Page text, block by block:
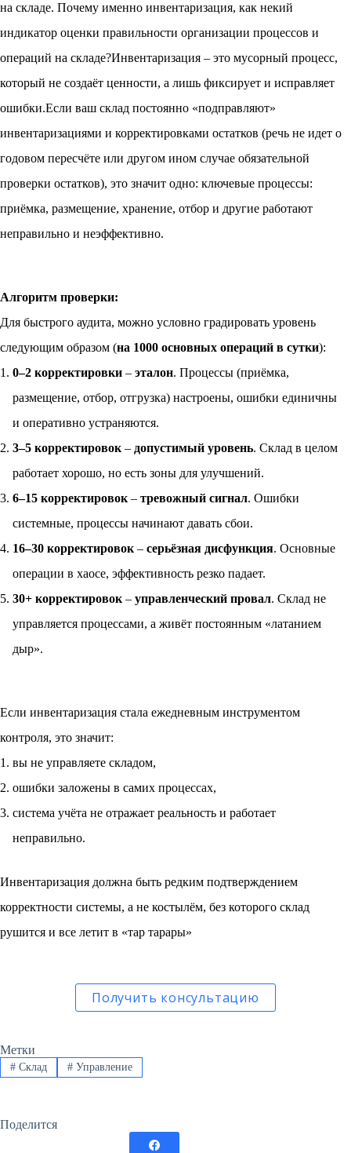
на складе. Почему именно инвентаризация, как некий
индикатор оценки правильности организации процессов и
операций на складе?Инвентаризация – это мусорный процесс,
который не создаёт ценности, а лишь фиксирует и исправляет
ошибки.Если ваш склад постоянно «подправляют»
инвентаризациями и корректировками остатков (речь не идет о
годовом пересчёте или другом ином случае обязательной
проверки остатков), это значит одно: ключевые процессы:
приёмка, размещение, хранение, отбор и другие работают
неправильно и неэффективно.
Алгоритм проверки:
Для быстрого аудита, можно условно градировать уровень
следующим образом (на 1000 основных операций в сутки):
0–2 корректировки – эталон. Процессы (приёмка,
размещение, отбор, отгрузка) настроены, ошибки единичны
и оперативно устраняются.
3–5 корректировок – допустимый уровень. Склад в целом
работает хорошо, но есть зоны для улучшений.
6–15 корректировок – тревожный сигнал. Ошибки
системные, процессы начинают давать сбои.
16–30 корректировок – серьёзная дисфункция. Основные
операции в хаосе, эффективность резко падает.
30+ корректировок – управленческий провал. Склад не
управляется процессами, а живёт постоянным «латанием
дыр».
Если инвентаризация стала ежедневным инструментом
контроля, это значит:
вы не управляете складом,
ошибки заложены в самих процессах,
система учёта не отражает реальность и работает
неправильно.
Инвентаризация должна быть редким подтверждением
корректности системы, а не костылём, без которого склад
рушится и все летит в «тар тарары»
Получить консультацию
Метки
#Склад #Управление
Поделится